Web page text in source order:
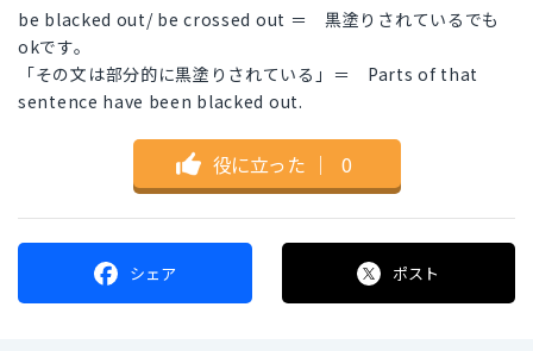
be blacked out/ be crossed out ＝ 黒塗りされているでも
okです。
「その文は部分的に黒塗りされている」＝ Parts of that
sentence have been blacked out.
役に立った ｜ 0
シェア ポスト